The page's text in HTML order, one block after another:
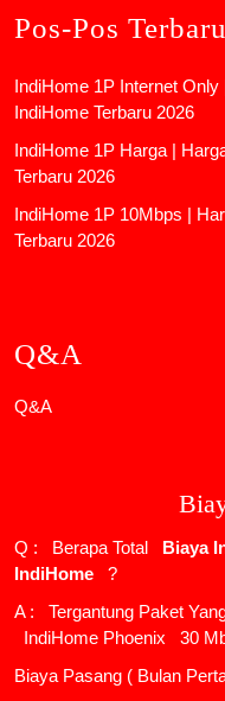
Pos-Pos Terbaru
IndiHome 1P Internet
IndiHome Terbaru 2026
IndiHome 1P Harga |
Terbaru 2026
IndiHome 1P 10Mbps |
Terbaru 2026
Q&A
Q&A
Q : Berapa Total Biaya
IndiHome
?
A : Tergantung Paket
IndiHome Phoenix
30
Biaya Pasang ( Bulan